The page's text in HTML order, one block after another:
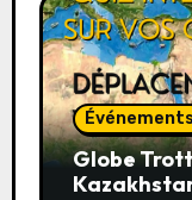
Événements
Globe